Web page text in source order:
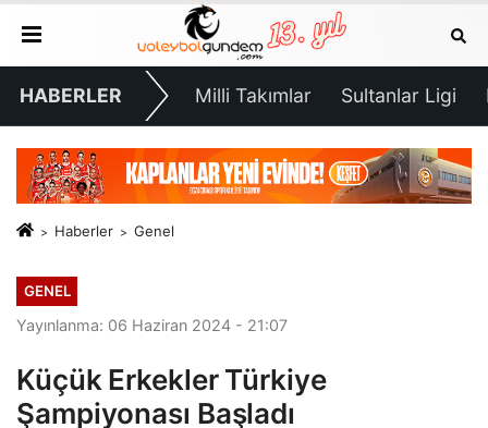
HABERLER Milli Takımlar Sultanlar Ligi
Haberler Genel
GENEL
Yayınlanma: 06 Haziran 2024 - 21:07
Küçük Erkekler Türkiye
Şampiyonası Başladı